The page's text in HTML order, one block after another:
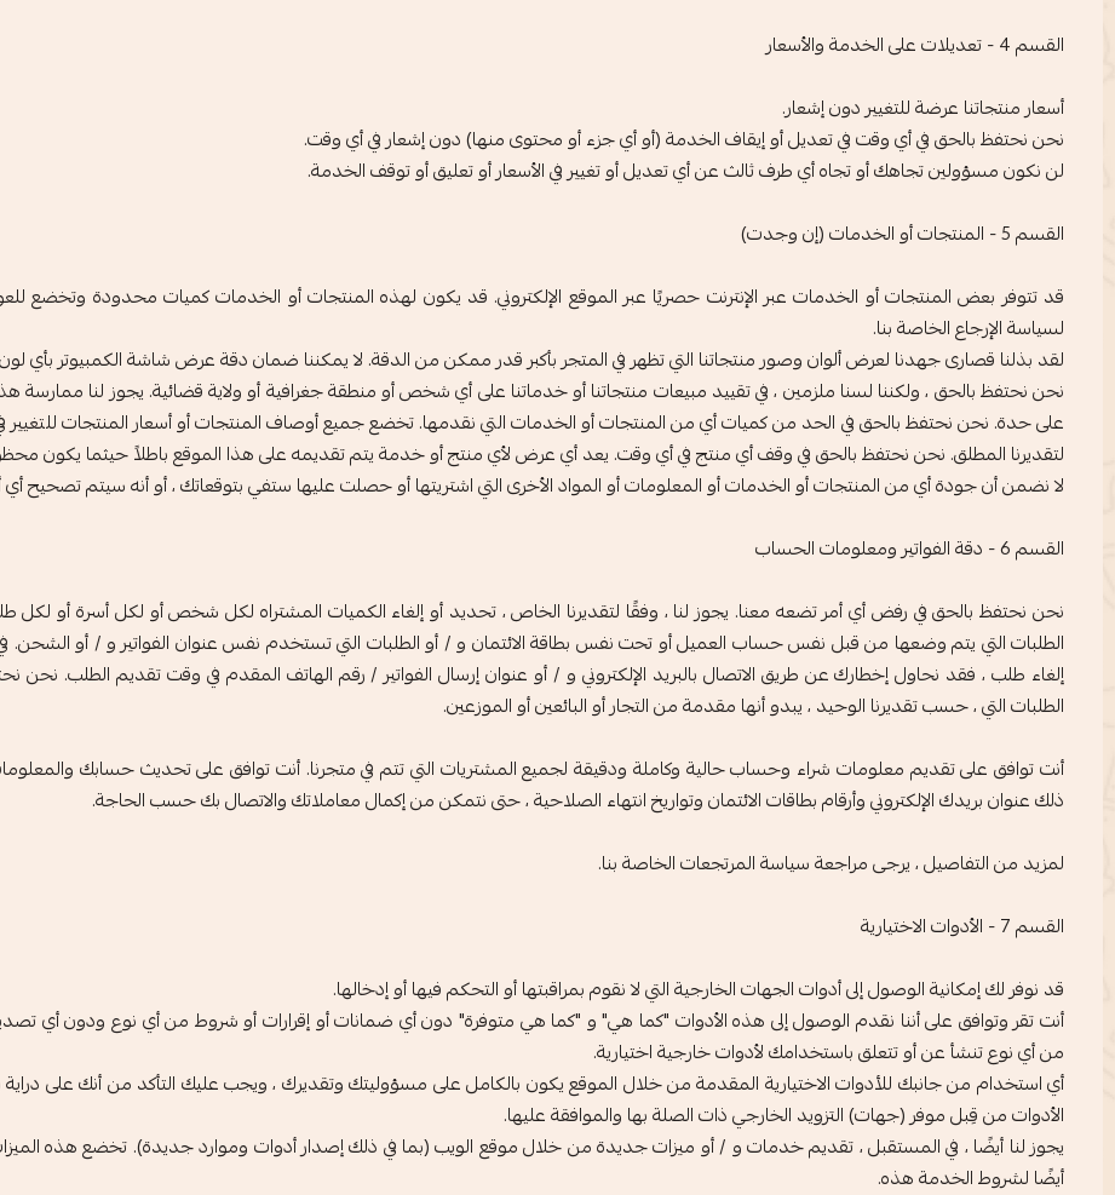
القسم 4 - تعديلات على الخدمة والأسعار
أسعار منتجاتنا عرضة للتغيير دون إشعار.
نحن نحتفظ بالحق في أي وقت في تعديل أو إيقاف الخدمة (أو أي جزء أو محتوى منها) دون إشعار في أي وقت.
لن نكون مسؤولين تجاهك أو تجاه أي طرف ثالث عن أي تعديل أو تغيير في الأسعار أو تعليق أو توقف الخدمة.
القسم 5 - المنتجات أو الخدمات (إن وجدت)
قد تتوفر بعض المنتجات أو الخدمات عبر الإنترنت حصريًا عبر الموقع الإلكتروني. قد يكون لهذه المنتجات أو الخدمات كميات محدودة وتخضع
لسياسة الإرجاع الخاصة بنا.
لقد بذلنا قصارى جهدنا لعرض ألوان وصور منتجاتنا التي تظهر في المتجر بأكبر قدر ممكن من الدقة. لا يمكننا ضمان دقة عرض شاشة الكمبيوتر بأي
نحن نحتفظ بالحق ، ولكننا لسنا ملزمين ، في تقييد مبيعات منتجاتنا أو خدماتنا على أي شخص أو منطقة جغرافية أو ولاية قضائية. يجوز لنا
على حدة. نحن نحتفظ بالحق في الحد من كميات أي من المنتجات أو الخدمات التي نقدمها. تخضع جميع أوصاف المنتجات أو أسعار المنتجات للتغيير
لتقديرنا المطلق. نحن نحتفظ بالحق في وقف أي منتج في أي وقت. يعد أي عرض لأي منتج أو خدمة يتم تقديمه على هذا الموقع باطلاً حيثما يكون
لا نضمن أن جودة أي من المنتجات أو الخدمات أو المعلومات أو المواد الأخرى التي اشتريتها أو حصلت عليها ستفي بتوقعاتك ، أو أنه سيتم تصحيح
القسم 6 - دقة الفواتير ومعلومات الحساب
نحن نحتفظ بالحق في رفض أي أمر تضعه معنا. يجوز لنا ، وفقًا لتقديرنا الخاص ، تحديد أو إلغاء الكميات المشتراه لكل شخص أو لكل أسرة أو
الطلبات التي يتم وضعها من قبل نفس حساب العميل أو تحت نفس بطاقة الائتمان و / أو الطلبات التي تستخدم نفس عنوان الفواتير و / أو الشحن. في
إلغاء طلب ، فقد نحاول إخطارك عن طريق الاتصال بالبريد الإلكتروني و / أو عنوان إرسال الفواتير / رقم الهاتف المقدم في وقت تقديم الطلب. نحن
الطلبات التي ، حسب تقديرنا الوحيد ، يبدو أنها مقدمة من التجار أو البائعين أو الموزعين.
أنت توافق على تقديم معلومات شراء وحساب حالية وكاملة ودقيقة لجميع المشتريات التي تتم في متجرنا. أنت توافق على تحديث حسابك
ذلك عنوان بريدك الإلكتروني وأرقام بطاقات الائتمان وتواريخ انتهاء الصلاحية ، حتى نتمكن من إكمال معاملاتك والاتصال بك حسب الحاجة.
لمزيد من التفاصيل ، يرجى مراجعة سياسة المرتجعات الخاصة بنا.
القسم 7 - الأدوات الاختيارية
قد نوفر لك إمكانية الوصول إلى أدوات الجهات الخارجية التي لا نقوم بمراقبتها أو التحكم فيها أو إدخالها.
أنت تقر وتوافق على أننا نقدم الوصول إلى هذه الأدوات "كما هي" و "كما هي متوفرة" دون أي ضمانات أو إقرارات أو شروط من أي نوع ودون أي
من أي نوع تنشأ عن أو تتعلق باستخدامك لأدوات خارجية اختيارية.
أي استخدام من جانبك للأدوات الاختيارية المقدمة من خلال الموقع يكون بالكامل على مسؤوليتك وتقديرك ، ويجب عليك التأكد من أنك على دراية
الأدوات من قِبل موفر (جهات) التزويد الخارجي ذات الصلة بها والموافقة عليها.
يجوز لنا أيضًا ، في المستقبل ، تقديم خدمات و / أو ميزات جديدة من خلال موقع الويب (بما في ذلك إصدار أدوات وموارد جديدة). تخضع هذه
أيضًا لشروط الخدمة هذه.